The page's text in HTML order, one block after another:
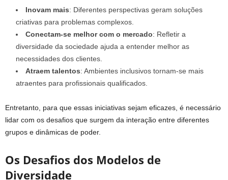
Inovam mais: Diferentes perspectivas geram soluções
criativas para problemas complexos.
Conectam-se melhor com o mercado: Refletir a
diversidade da sociedade ajuda a entender melhor as
necessidades dos clientes.
Atraem talentos: Ambientes inclusivos tornam-se mais
atraentes para profissionais qualificados.
Entretanto, para que essas iniciativas sejam eficazes, é necessário
lidar com os desafios que surgem da interação entre diferentes
grupos e dinâmicas de poder.
Os Desafios dos Modelos de
Diversidade